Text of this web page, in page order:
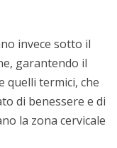
invece sotto il
garantendo il
quelli termici, che
di benessere e di
la zona cervicale